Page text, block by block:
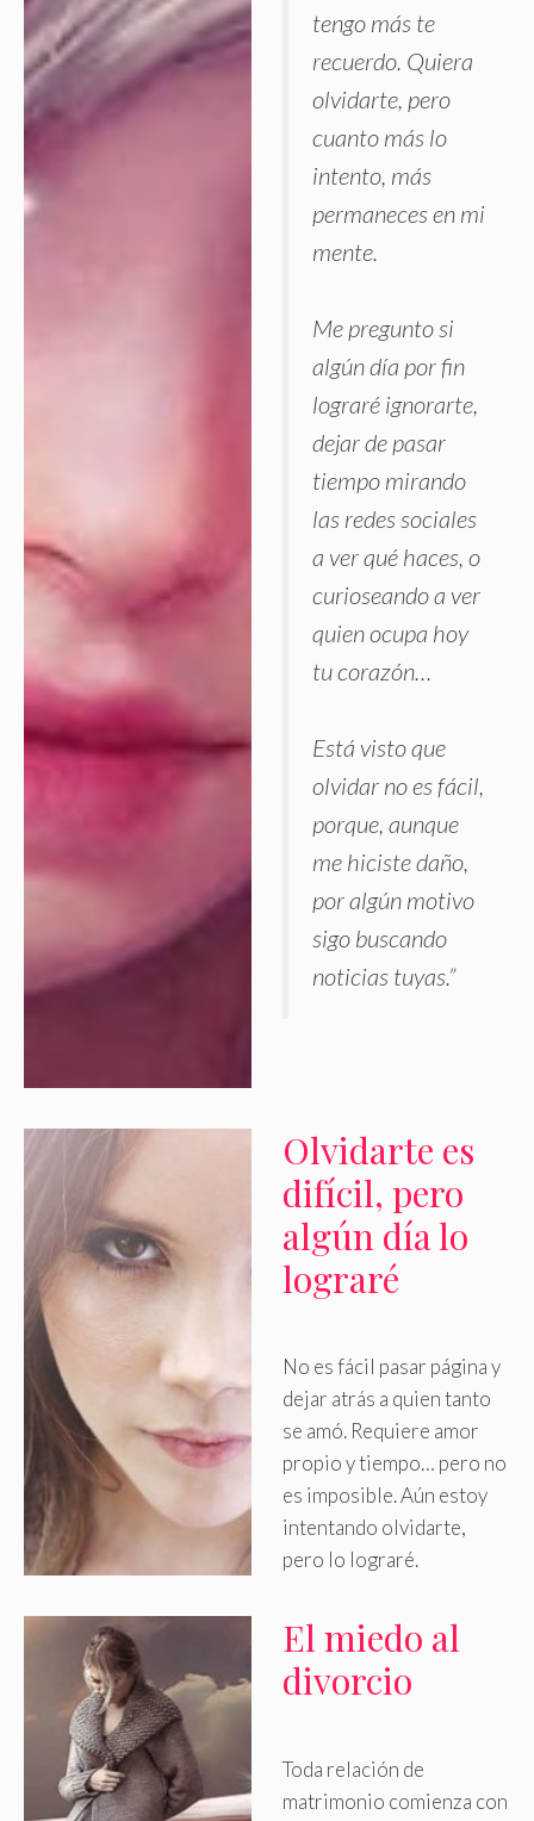
tengo más te
recuerdo. Quiera
olvidarte, pero
cuanto más lo
intento, más
permaneces en mi
mente.
Me pregunto si
algún día por fin
lograré ignorarte,
dejar de pasar
tiempo mirando
las redes sociales
a ver qué haces, o
curioseando a ver
quien ocupa hoy
tu corazón…
Está visto que
olvidar no es fácil,
porque, aunque
me hiciste daño,
por algún motivo
sigo buscando
noticias tuyas.”
Olvidarte es
difícil, pero
algún día lo
lograré
No es fácil pasar página y
dejar atrás a quien tanto
se amó.Requiere amor
propio y tiempo… pero no
es imposible. Aún estoy
intentando olvidarte,
pero lo lograré.
El miedo al
divorcio
Toda relación de
matrimonio comienza con